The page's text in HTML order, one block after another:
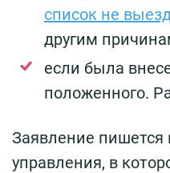
список не
другим
если была
положенного.
Заявление пишется
управления, в